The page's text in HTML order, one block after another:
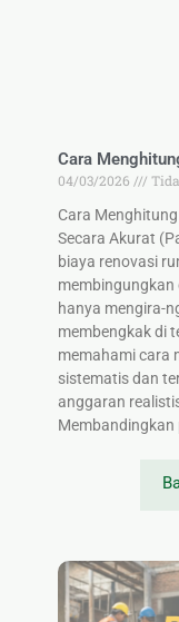
Cara
04/03/2026
Cara
Secara Akurat
biaya renovasi
membingungkan
hanya mengira-
membengkak di
memahami cara
sistematis dan
anggaran